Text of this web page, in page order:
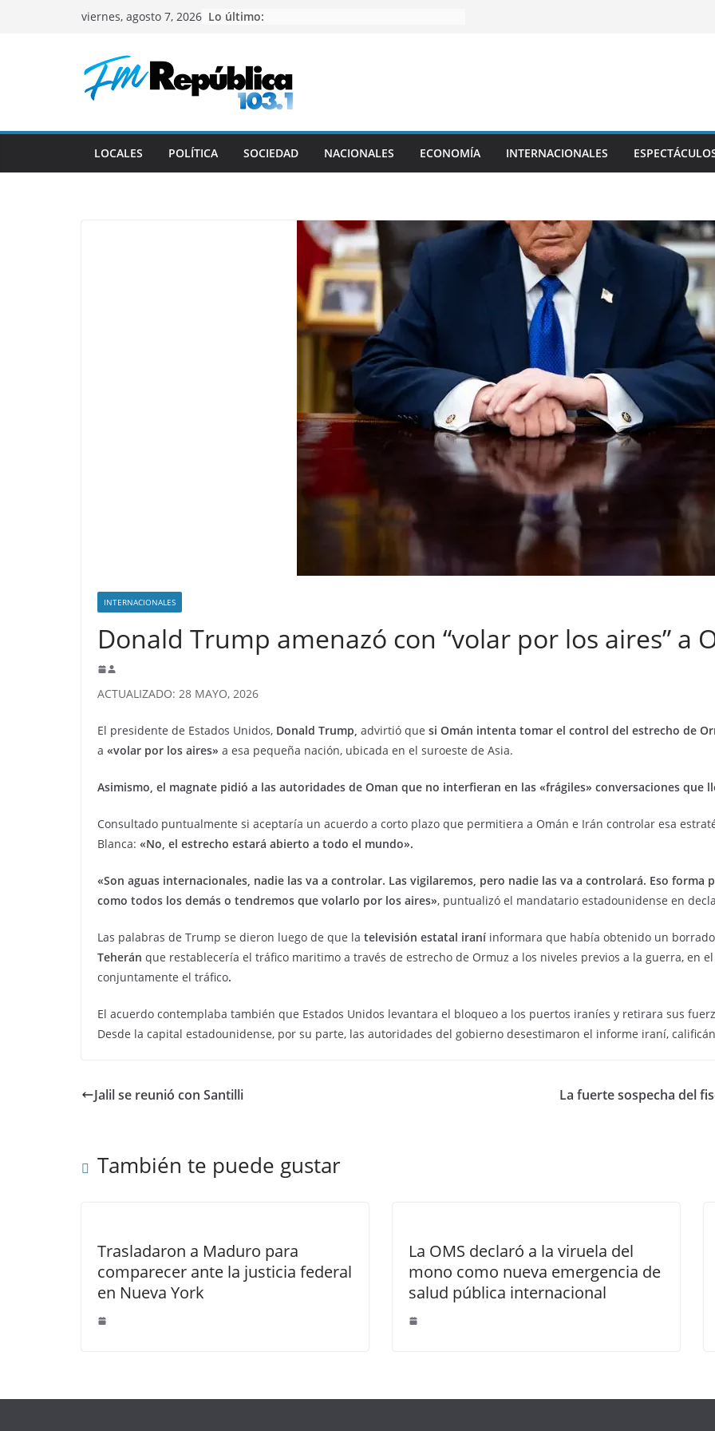
viernes, agosto 7, 2026 Lo último:
LOCALES POLÍTICA SOCIEDAD NACIONALES ECONOMÍA INTERNACIONALES
INTERNACIONALES
Donald Trump amenazó con “volar por los aires” a
ACTUALIZADO: 28 MAYO, 2026
El presidente de Estados Unidos, Donald Trump, advirtió que si Omán intenta tomar el control del estrecho de
a «volar por los aires» a esa pequeña nación, ubicada en el suroeste de Asia.
Asimismo, el magnate pidió a las autoridades de Oman que no interfieran en las «frágiles» conversaciones que
Consultado puntualmente si aceptaría un acuerdo a corto plazo que permitiera a Omán e Irán controlar esa
Blanca: «No, el estrecho estará abierto a todo el mundo».
«Son aguas internacionales, nadie las va a controlar. Las vigilaremos, pero nadie las va a controlará. Eso forma
como todos los demás o tendremos que volarlo por los aires», puntualizó el mandatario estadounidense en
Las palabras de Trump se dieron luego de que la televisión estatal iraní informara que había obtenido un
Teherán que restablecería el tráfico maritimo a través de estrecho de Ormuz a los niveles previos a la guerra, en
conjuntamente el tráfico.
El acuerdo contemplaba también que Estados Unidos levantara el bloqueo a los puertos iraníes y retirara sus
Desde la capital estadounidense, por su parte, las autoridades del gobierno desestimaron el informe iraní,
Jalil se reunió con Santilli La fuerte sospecha del
También te puede gustar
Trasladaron a Maduro para
comparecer ante la justicia federal
en Nueva York
La OMS declaró a la viruela del
mono como nueva emergencia de
salud pública internacional